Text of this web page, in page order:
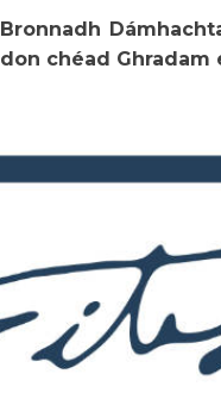
Bronnadh
don chéad Ghradam